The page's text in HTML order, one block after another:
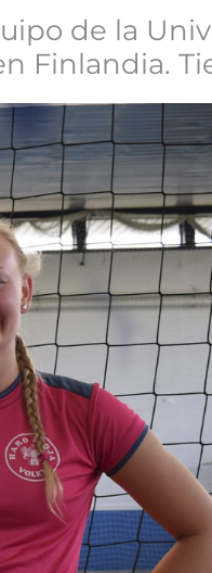
de la
Finlandia.